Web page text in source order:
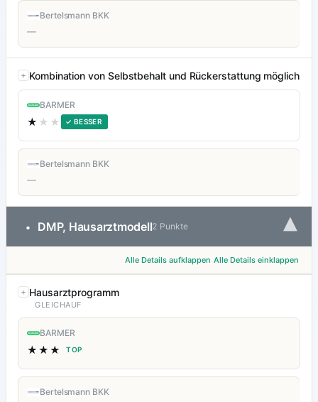
Bertelsmann BKK
—
Kombination von Selbstbehalt und Rückerstattung möglich
BARMER
★ ★★ ✓ BESSER
Bertelsmann BKK
—
• DMP, Hausarztmodell2 Punkte ▾
Alle Details aufklappen Alle Details einklappen
Hausarztprogramm
GLEICHAUF
BARMER
★★★ TOP
Bertelsmann BKK